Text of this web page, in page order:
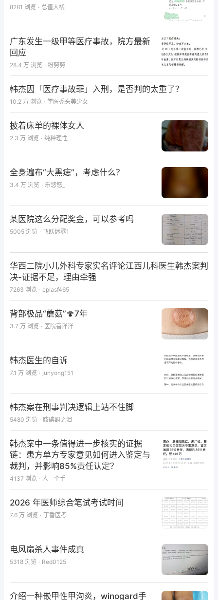
临床诊断 ：
左胫腓骨开放性骨折伴皮肤撕脱、缺损
左胫骨平台骨折
髋关节脱位合并髋臼骨折
治疗经过：
8281 浏览 · 总值大橘
广东发生一级甲等医疗事故，院方最新
回应
28.4 万 浏览 · 粉努努
韩杰因「医疗事故罪」入刑，是否判的太重了？
10.2 万 浏览 · 学医秃头美少女
披着床单的裸体女人
2.3 万 浏览 · 纯粹理性
全身遍布“大黑痣”，考虑什么？
3.4 万 浏览 · 乐悠悠_
某医院这么分配奖金，可以参考吗
5005 浏览 · 飞跃迷雾1
华西二院小儿外科专家实名评论江西儿科医生韩杰案判
决-证据不足，理由牵强
7263 浏览 · cplasf465
背部极品“蘑菇”🍄7年
3.7 万 浏览 · 医院喜洋洋
韩杰医生的自诉
7.1 万 浏览 · junyong151
韩杰案在刑事判决逻辑上站不住脚
5480 浏览 · 胺碘酮之泪
韩杰案中一条值得进一步核实的证据
链：患方单方专家意见如何进入鉴定与
裁判，并影响85%责任认定？
4137 浏览 · 人一个手
2026 年医师综合笔试考试时间
7.6 万 浏览 · 丁香医考
电风扇杀人事件成真
5318 浏览 · Red0125
介绍一种嵌甲性甲沟炎，winogard手